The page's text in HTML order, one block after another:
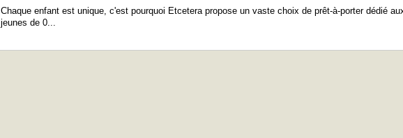
Chaque enfant est unique, c'est pourquoi Etcetera propose un vaste choix de prêt-à-porter dédié
jeunes de 0...